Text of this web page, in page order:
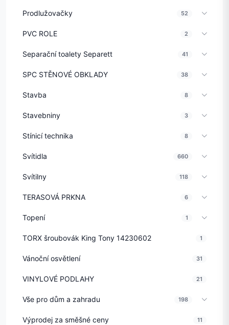
Prodlužovačky 52
PVC ROLE 2
Separační toalety Separett 41
SPC STĚNOVÉ OBKLADY 38
Stavba 8
Stavebniny 3
Stínicí technika 8
Svítidla 660
Svítilny 118
TERASOVÁ PRKNA 6
Topení 1
TORX šroubovák King Tony 14230602 1
Vánoční osvětlení 31
VINYLOVÉ PODLAHY 21
Vše pro dům a zahradu 198
Výprodej za směšné ceny 11